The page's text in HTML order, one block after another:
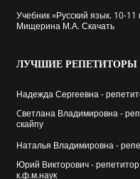
Учебник «Русский язык. 10-
Мищерина М.А. Скачать
ЛУЧШИЕ РЕПЕТИТОРЫ
Надежда Сергеевна -
Cветлана Владимировна -
скайпу
Наталья Владимировна -
Юрий Викторович -
к.ф.м.наук